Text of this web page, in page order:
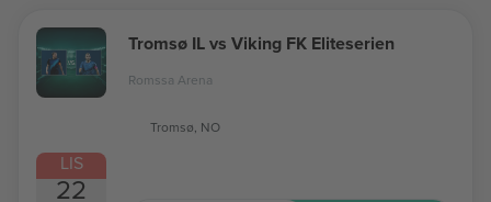
LIS
22
Tromsø IL vs Viking FK Eliteserien
Romssa Arena
Tromsø, NO